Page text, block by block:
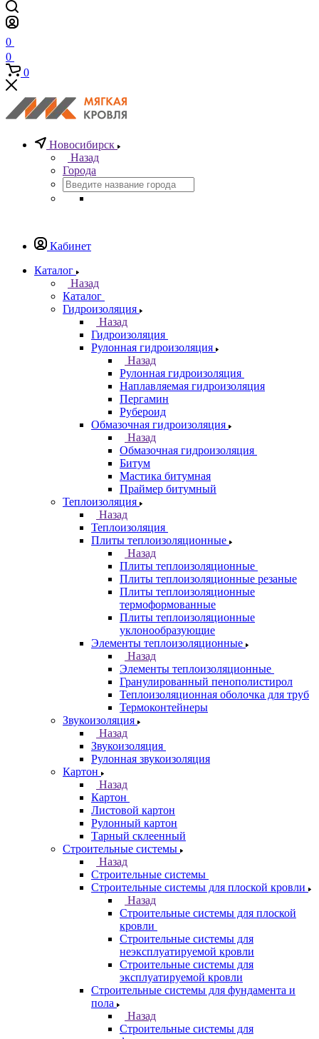
0
0
0
Новосибирск
Назад
Города
Кабинет
Каталог
Назад
Каталог
Гидроизоляция
Назад
Гидроизоляция
Рулонная гидроизоляция
Назад
Рулонная гидроизоляция
Наплавляемая гидроизоляция
Пергамин
Рубероид
Обмазочная гидроизоляция
Назад
Обмазочная гидроизоляция
Битум
Мастика битумная
Праймер битумный
Теплоизоляция
Назад
Теплоизоляция
Плиты теплоизоляционные
Назад
Плиты теплоизоляционные
Плиты теплоизоляционные резаные
Плиты теплоизоляционные
термоформованные
Плиты теплоизоляционные
уклонообразующие
Элементы теплоизоляционные
Назад
Элементы теплоизоляционные
Гранулированный пенополистирол
Теплоизоляционная оболочка для труб
Термоконтейнеры
Звукоизоляция
Назад
Звукоизоляция
Рулонная звукоизоляция
Картон
Назад
Картон
Листовой картон
Рулонный картон
Тарный склеенный
Строительные системы
Назад
Строительные системы
Строительные системы для плоской кровли
Назад
Строительные системы для плоской
кровли
Строительные системы для
неэксплуатируемой кровли
Строительные системы для
эксплуатируемой кровли
Строительные системы для фундамента и
пола
Назад
Строительные системы для